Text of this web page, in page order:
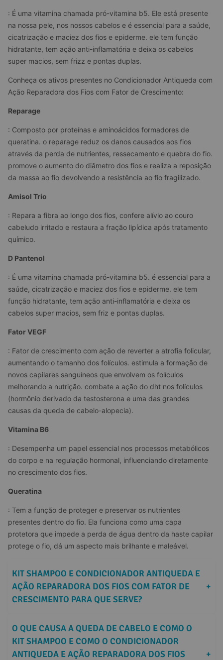
: É uma vitamina chamada pró-vitamina b5. Ele está presente
na nossa pele, nos nossos cabelos e é essencial para a saúde,
cicatrização e maciez dos fios e epiderme. ele tem função
hidratante, tem ação anti-inflamatória e deixa os cabelos
super macios, sem frizz e pontas duplas.
Conheça os ativos presentes no Condicionador Antiqueda com
Ação Reparadora dos Fios com Fator de Crescimento:
Reparage
: Composto por proteínas e aminoácidos formadores de
queratina. o reparage reduz os danos causados aos fios
através da perda de nutrientes, ressecamento e quebra do fio.
promove o aumento do diâmetro dos fios e realiza a reposição
da massa ao fio devolvendo a resistência ao fio fragilizado.
Amisol Trio
: Repara a fibra ao longo dos fios, confere alívio ao couro
cabeludo irritado e restaura a fração lipídica após tratamento
químico.
D Pantenol
: É uma vitamina chamada pró-vitamina b5. é essencial para a
saúde, cicatrização e maciez dos fios e epiderme. ele tem
função hidratante, tem ação anti-inflamatória e deixa os
cabelos super macios, sem friz e pontas duplas.
Fator VEGF
: Fator de crescimento com ação de reverter a atrofia folicular,
aumentando o tamanho dos folículos. estimula a formação de
novos capilares sanguíneos que envolvem os folículos
melhorando a nutrição. combate a ação do dht nos folículos
(hormônio derivado da testosterona e uma das grandes
causas da queda de cabelo-alopecia).
Vitamina B6
: Desempenha um papel essencial nos processos metabólicos
do corpo e na regulação hormonal, influenciando diretamente
no crescimento dos fios.
Queratina
: Tem a função de proteger e preservar os nutrientes
presentes dentro do fio. Ela funciona como uma capa
protetora que impede a perda de água dentro da haste capilar
protege o fio, dá um aspecto mais brilhante e maleável.
KIT SHAMPOO E CONDICIONADOR ANTIQUEDA E
AÇÃO REPARADORA DOS FIOS COM FATOR DE
CRESCIMENTO PARA QUE SERVE?
+
O QUE CAUSA A QUEDA DE CABELO E COMO O
KIT SHAMPOO E COMO O CONDICIONADOR
ANTIQUEDA E AÇÃO REPARADORA DOS FIOS
+